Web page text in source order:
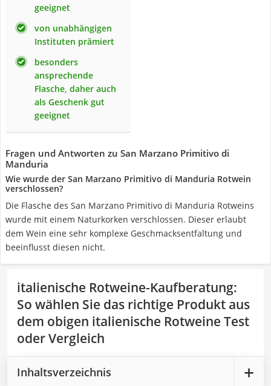
geeignet
von unabhängigen
Instituten prämiert
besonders
ansprechende
Flasche, daher auch
als Geschenk gut
geeignet
Fragen und Antworten zu San Marzano Primitivo di
Manduria
Wie wurde der San Marzano Primitivo di Manduria Rotwein
verschlossen?
Die Flasche des San Marzano Primitivo di Manduria Rotweins
wurde mit einem Naturkorken verschlossen. Dieser erlaubt
dem Wein eine sehr komplexe Geschmacksentfaltung und
beeinflusst diesen nicht.
italienische Rotweine-Kaufberatung:
So wählen Sie das richtige Produkt aus
dem obigen italienische Rotweine Test
oder Vergleich
Inhaltsverzeichnis